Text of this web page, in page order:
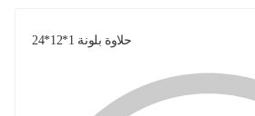
حلاوة بلونة 1*12*24